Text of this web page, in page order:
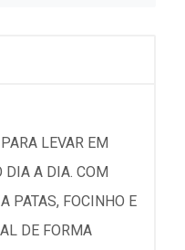
LEVAR EM
DIA A DIA. COM
PATAS, FOCINHO E
DE FORMA